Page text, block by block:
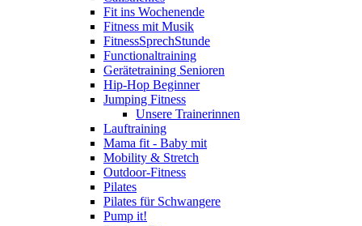
Fit ins Wochenende
Fitness mit Musik
FitnessSprechStunde
Functionaltraining
Gerätetraining Senioren
Hip-Hop Beginner
Jumping Fitness
Unsere Trainerinnen
Lauftraining
Mama fit - Baby mit
Mobility & Stretch
Outdoor-Fitness
Pilates
Pilates für Schwangere
Pump it!